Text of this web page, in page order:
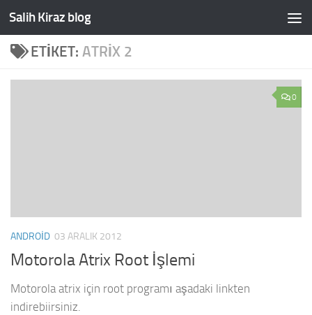
Skip to content
Salih Kiraz blog
ETIKET: ATRIX 2
0
ANDROID 03 ARALIK 2012
Motorola Atrix Root İşlemi
Motorola atrix için root programı aşadaki linkten
indirebiirsiniz.